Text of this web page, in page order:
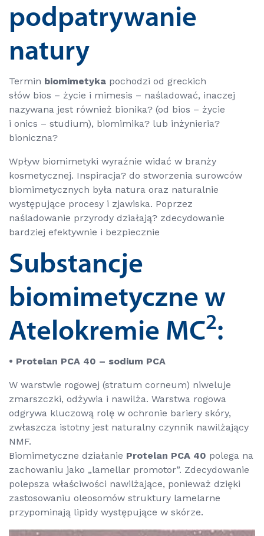
podpatrywanie
natury
Termin biomimetyka pochodzi od greckich
słów bios – życie i mimesis – naśladować, inaczej
nazywana jest również bionika? (od bios – życie
i onics – studium), biomimika? lub inżynieria?
bioniczna?
Wpływ biomimetyki wyraźnie widać w branży
kosmetycznej. Inspiracja? do stworzenia surowców
biomimetycznych była natura oraz naturalnie
występujące procesy i zjawiska. Poprzez
naśladowanie przyrody działają? zdecydowanie
bardziej efektywnie i bezpiecznie
Substancje
biomimetyczne w
Atelokremie MC2:
• Protelan PCA 40 – sodium PCA
W warstwie rogowej (stratum corneum) niweluje
zmarszczki, odżywia i nawilża. Warstwa rogowa
odgrywa kluczową rolę w ochronie bariery skóry,
zwłaszcza istotny jest naturalny czynnik nawilżający
NMF.
Biomimetyczne działanie Protelan PCA 40 polega na
zachowaniu jako „lamellar promotor”. Zdecydowanie
polepsza właściwości nawilżające, ponieważ dzięki
zastosowaniu oleosomów struktury lamelarne
przypominają lipidy występujące w skórze.